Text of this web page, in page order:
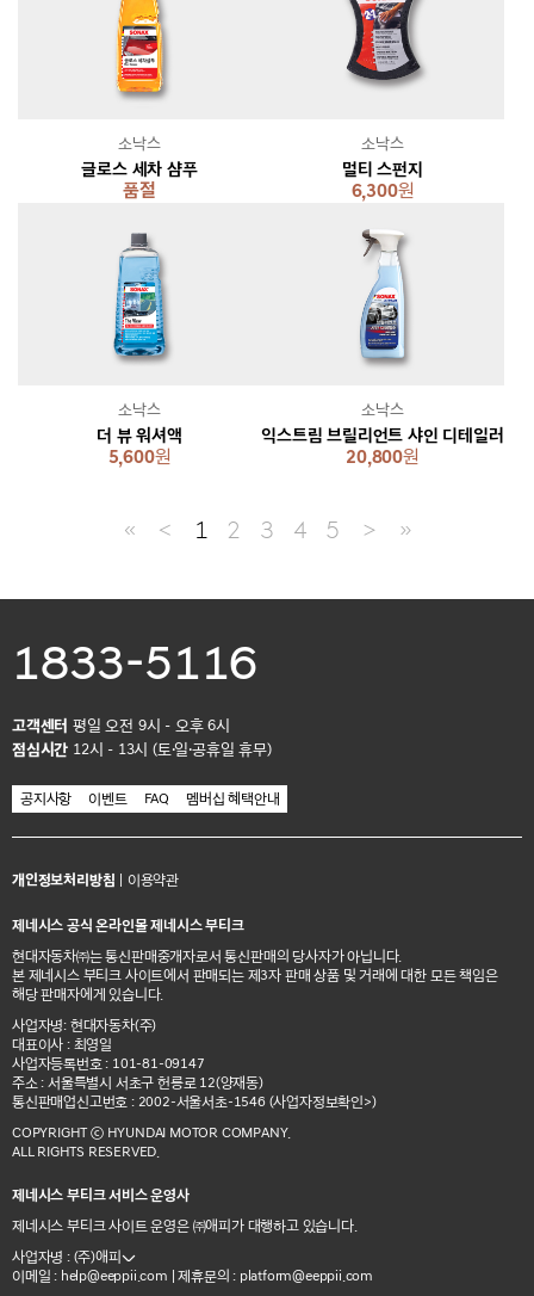
글로스 세차 샴푸
품절
소낙스
멀티 스펀지
6,300원
소낙스
더 뷰 워셔액
5,600원
소낙스
익스트림 브릴리언트 샤인 디테일러
20,800원
소낙스
≪ ＜ 1 2 3 4 5 ＞ ≫
1833-5116
고객센터 평일 오전 9시 - 오후 6시
점심시간 12시 - 13시 (토·일·공휴일 휴무)
공지사항 이벤트 FAQ 멤버십 혜택안내
개인정보처리방침 이용약관
제네시스 공식 온라인몰 제네시스 부티크
현대자동차㈜는 통신판매중개자로서 통신판매의 당사자가 아닙니다.
본 제네시스 부티크 사이트에서 판매되는 제3자 판매 상품 및 거래에 대한 모든 책임은
해당 판매자에게 있습니다.
사업자명: 현대자동차(주)
대표이사 : 최영일
사업자등록번호 : 101-81-09147
주소 : 서울특별시 서초구 헌릉로 12(양재동)
통신판매업신고번호 : 2002-서울서초-1546 (사업자정보확인>)
COPYRIGHT ⓒ HYUNDAI MOTOR COMPANY.
ALL RIGHTS RESERVED.
제네시스 부티크 서비스 운영사
제네시스 부티크 사이트 운영은 ㈜애피가 대행하고 있습니다.
사업자명 : (주)애피
이메일 :
| 제휴문의 :